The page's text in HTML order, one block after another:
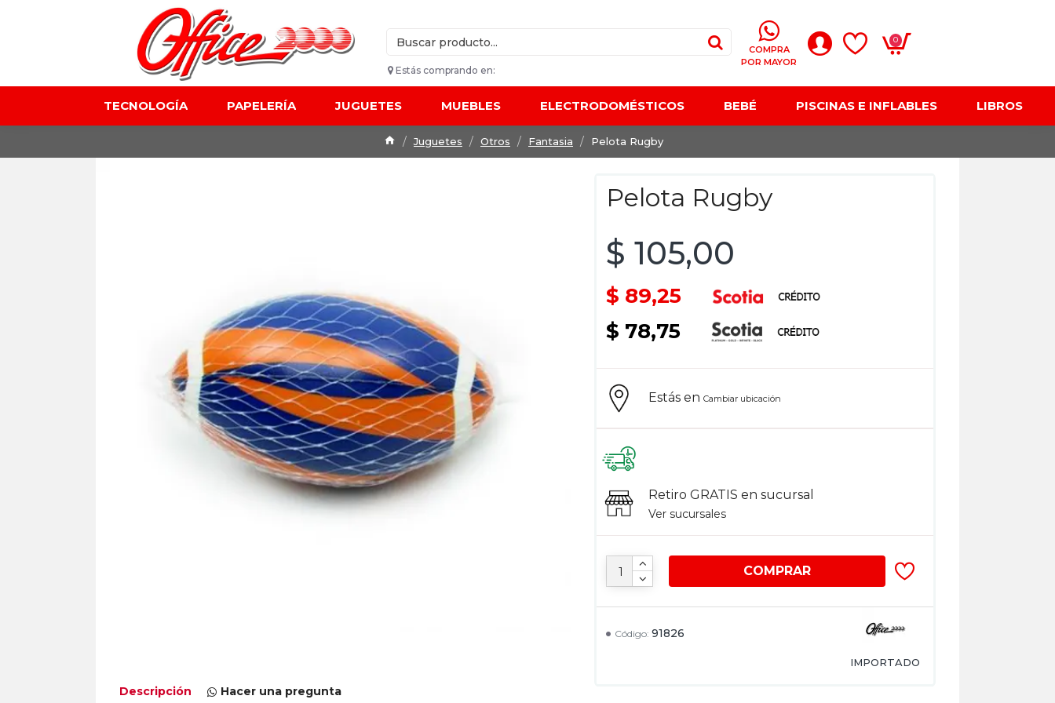
Estás comprando en:
COMPRA
POR MAYOR
0
TECNOLOGÍA PAPELERÍA JUGUETES MUEBLES ELECTRODOMÉSTICOS BEBÉ PISCINAS E INFLABLES LIBROS
Juguetes Otros Fantasia Pelota Rugby
Pelota Rugby
Código: 91826
IMPORTADO
$ 105,00
$ 89,25
$ 78,75
COMPRAR
Estás enCambiar ubicación
Retiro GRATIS en sucursal
Ver sucursales
Descripción Hacer una pregunta